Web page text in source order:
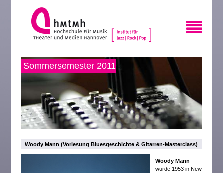
Sommersemester 2011
Woody Mann (Vorlesung Bluesgeschichte & Gitarren-Masterclass)
Woody Mann
wurde 1953 in New